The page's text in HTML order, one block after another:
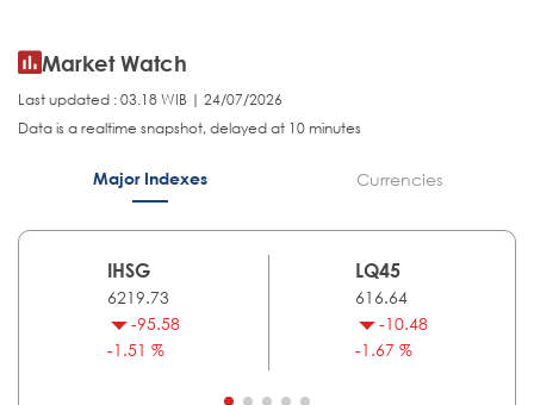
Market Watch
Last updated : 03.18 WIB | 24/07/2026
Data is a realtime snapshot, delayed at 10 minutes
Major Indexes Currencies
IHSG
6219.73
-95.58
-1.51 %
LQ45
616.64
-10.48
-1.67 %